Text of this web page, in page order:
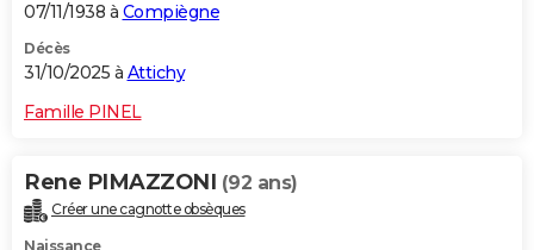
07/11/1938 à Compiègne
Décès
31/10/2025 à Attichy
Famille PINEL
Rene PIMAZZONI (92 ans)
Créer une cagnotte obsèques
Naissance